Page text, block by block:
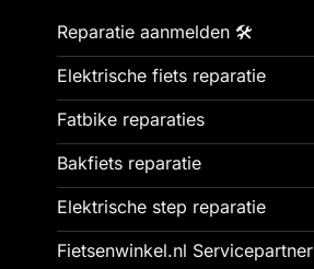
Reparatie aanmelden 🛠️
Elektrische fiets reparatie
Fatbike reparaties
Bakfiets reparatie
Elektrische step reparatie
Fietsenwinkel.nl Servicepartner